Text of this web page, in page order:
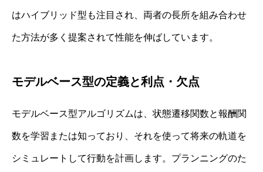
はハイブリッド型も注目され、両者の長所を組み合わせ
た方法が多く提案されて性能を伸ばしています。
モデルベース型の定義と利点・欠点
モデルベース型アルゴリズムは、状態遷移関数と報酬関
数を学習または知っており、それを使って将来の軌道を
シミュレートして行動を計画します。プランニングのた